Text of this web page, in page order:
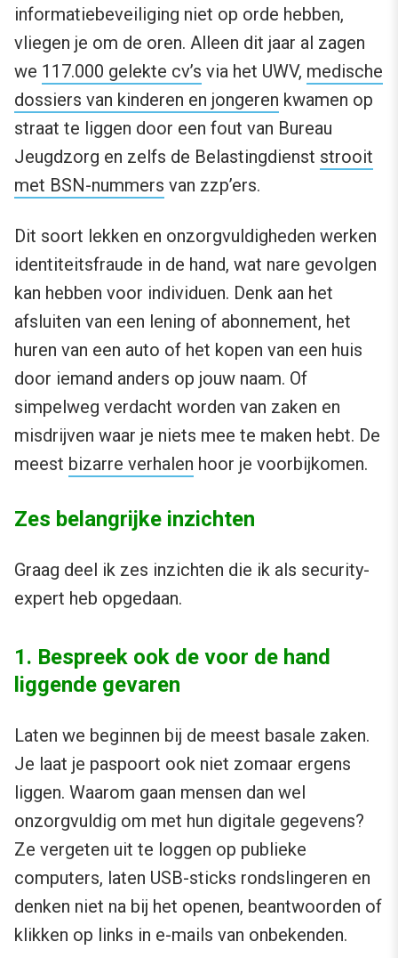
informatiebeveiliging niet op orde hebben,
vliegen je om de oren. Alleen dit jaar al zagen
we 117.000 gelekte cv’s via het UWV, medische
dossiers van kinderen en jongeren kwamen op
straat te liggen door een fout van Bureau
Jeugdzorg en zelfs de Belastingdienst strooit
met BSN-nummers van zzp’ers.
Dit soort lekken en onzorgvuldigheden werken
identiteitsfraude in de hand, wat nare gevolgen
kan hebben voor individuen. Denk aan het
afsluiten van een lening of abonnement, het
huren van een auto of het kopen van een huis
door iemand anders op jouw naam. Of
simpelweg verdacht worden van zaken en
misdrijven waar je niets mee te maken hebt. De
meest bizarre verhalen hoor je voorbijkomen.
Zes belangrijke inzichten
Graag deel ik zes inzichten die ik als security-
expert heb opgedaan.
1. Bespreek ook de voor de hand
liggende gevaren
Laten we beginnen bij de meest basale zaken.
Je laat je paspoort ook niet zomaar ergens
liggen. Waarom gaan mensen dan wel
onzorgvuldig om met hun digitale gegevens?
Ze vergeten uit te loggen op publieke
computers, laten USB-sticks rondslingeren en
denken niet na bij het openen, beantwoorden of
klikken op links in e-mails van onbekenden.